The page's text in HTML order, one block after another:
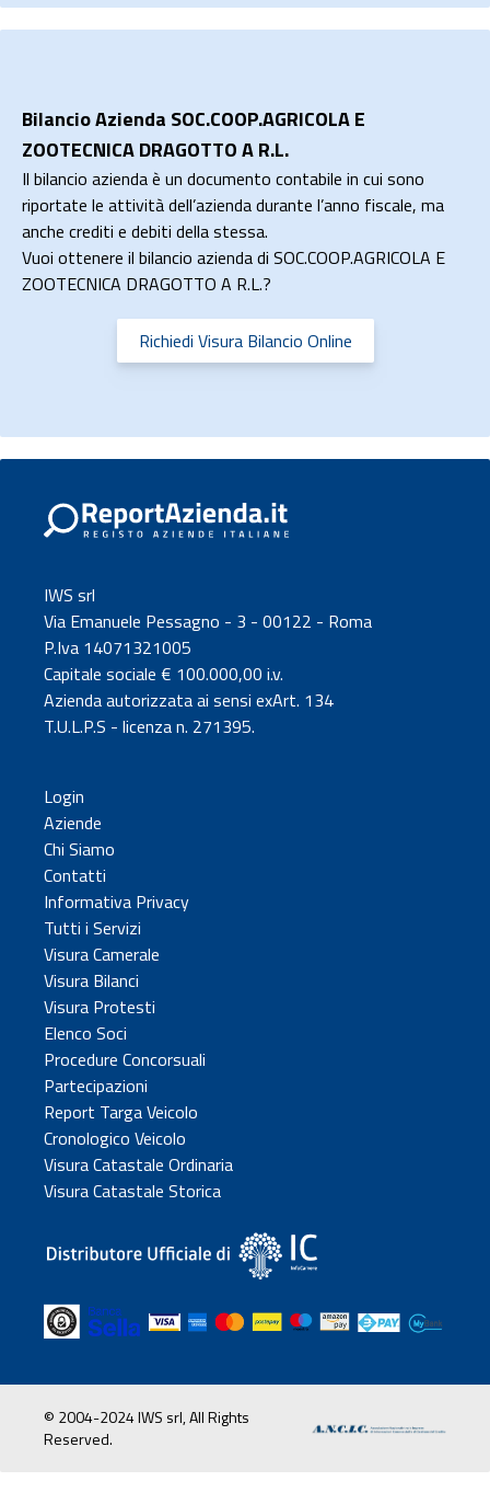
Bilancio Azienda SOC.COOP.AGRICOLA E
ZOOTECNICA DRAGOTTO A R.L.
Il bilancio azienda è un documento contabile in cui sono
riportate le attività dell’azienda durante l’anno fiscale, ma
anche crediti e debiti della stessa.
Vuoi ottenere il bilancio azienda di SOC.COOP.AGRICOLA E
ZOOTECNICA DRAGOTTO A R.L.?
Richiedi Visura Bilancio Online
IWS srl
Via Emanuele Pessagno - 3 - 00122 - Roma
P.Iva 14071321005
Capitale sociale € 100.000,00 i.v.
Azienda autorizzata ai sensi exArt. 134
T.U.L.P.S - licenza n. 271395.
Login
Aziende
Chi Siamo
Contatti
Informativa Privacy
Tutti i Servizi
Visura Camerale
Visura Bilanci
Visura Protesti
Elenco Soci
Procedure Concorsuali
Partecipazioni
Report Targa Veicolo
Cronologico Veicolo
Visura Catastale Ordinaria
Visura Catastale Storica
© 2004-2024 IWS srl, All Rights
Reserved.